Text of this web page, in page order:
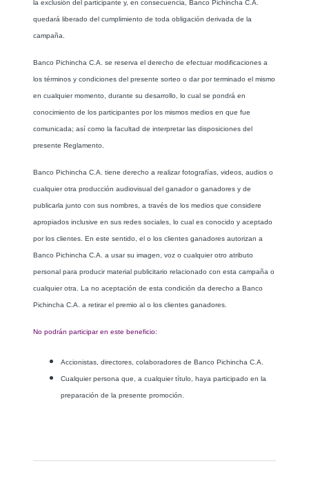
la exclusión del participante y, en consecuencia, Banco Pichincha C.A.
quedará liberado del cumplimiento de toda obligación derivada de la
campaña.
Banco Pichincha C.A. se reserva el derecho de efectuar modificaciones a
los términos y condiciones del presente sorteo o dar por terminado el mismo
en cualquier momento, durante su desarrollo, lo cual se pondrá en
conocimiento de los participantes por los mismos medios en que fue
comunicada; así como la facultad de interpretar las disposiciones del
presente Reglamento.
Banco Pichincha C.A. tiene derecho a realizar fotografías, videos, audios o
cualquier otra producción audiovisual del ganador o ganadores y de
publicarla junto con sus nombres, a través de los medios que considere
apropiados inclusive en sus redes sociales, lo cual es conocido y aceptado
por los clientes. En este sentido, el o los clientes ganadores autorizan a
Banco Pichincha C.A. a usar su imagen, voz o cualquier otro atributo
personal para producir material publicitario relacionado con esta campaña o
cualquier otra. La no aceptación de esta condición da derecho a Banco
Pichincha C.A. a retirar el premio al o los clientes ganadores.
No podrán participar en este beneficio:
Accionistas, directores, colaboradores de Banco Pichincha C.A.
Cualquier persona que, a cualquier título, haya participado en la
preparación de la presente promoción.